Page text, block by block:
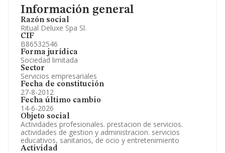
Información general
Razón social
Ritual Deluxe Spa Sl.
CIF
B86532546
Forma jurídica
Sociedad limitada
Sector
Servicios empresariales
Fecha de constitución
27-8-2012
Fecha último cambio
14-6-2026
Objeto social
Actividades profesionales. prestacion de servicios.
actividades de gestion y administracion. servicios
educativos, sanitarios, de ocio y entretenimiento
Actividad
Información oficial y registral complementaria.